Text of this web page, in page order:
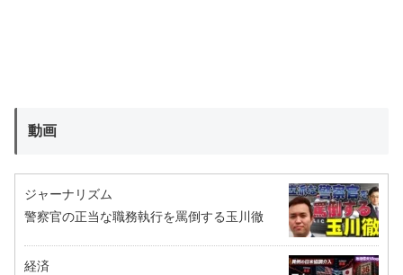
動画
ジャーナリズム
警察官の正当な職務執行を罵倒する玉川徹
経済